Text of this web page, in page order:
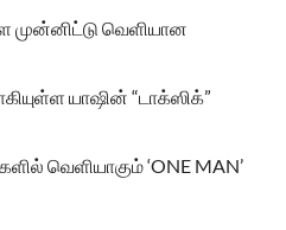
முன்னிட்டு வெளியான
யாஷின் “டாக்ஸிக்”
வெளியாகும் ‘ONE MAN’